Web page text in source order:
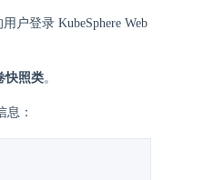
户登录 KubeSphere Web
快照类。
息：